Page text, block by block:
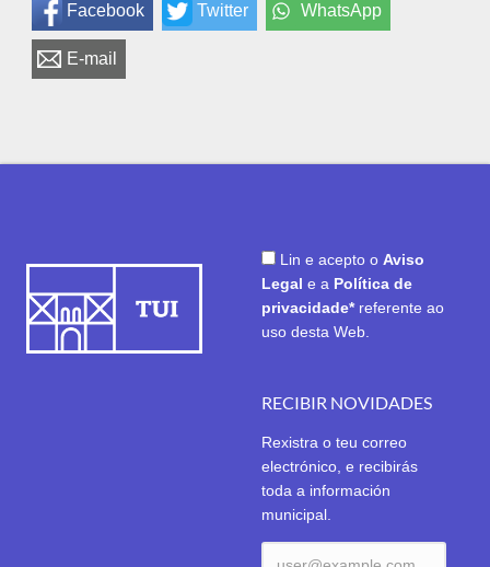
Facebook Twitter WhatsApp
E-mail
Lin e acepto o Aviso
Legal e a Política de
privacidade* referente ao
uso desta Web.
RECIBIR NOVIDADES
Rexistra o teu correo
electrónico, e recibirás
toda a información
municipal.